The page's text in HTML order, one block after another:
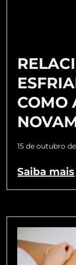
COMO
15 de outubro
Saiba mais